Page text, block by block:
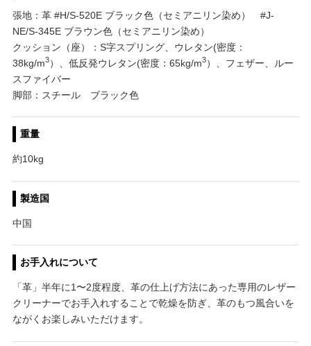
張地：革 #H/S-520E ブラック色（セミアニリン染め） #J-
NE/S-345E ブラウン色（セミアニリン染め）
クッション（座）：S字スプリング、ウレタン(密度：
38kg/m3）、低反発ウレタン(密度：65kg/m3）、フェザー、ルー
スファイバー
脚部：スチール ブラック色
重量
約10kg
製造国
中国
お手入れについて
「革」半年に1〜2度程度、革の仕上げ方法にあった専用のレザー
クリーナーでお手入れすることで乾燥を防ぎ、革のもつ風合いを
ながくお楽しみいただけます。